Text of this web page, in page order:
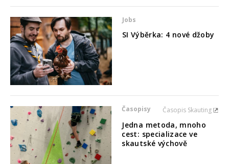
Jobs
SI Výběrka: 4 nové džoby
Časopisy Časopis Skauting
Jedna metoda, mnoho
cest: specializace ve
skautské výchově